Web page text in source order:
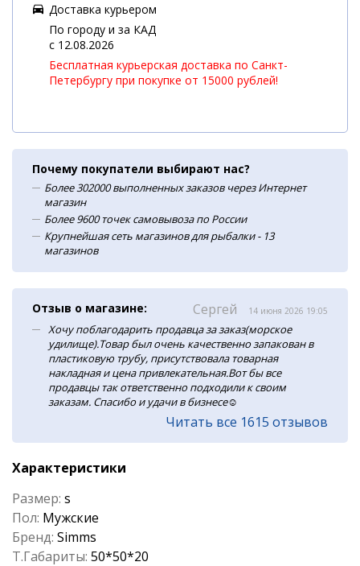
Доставка курьером
По городу и за КАД
c 12.08.2026
Бесплатная курьерская доставка по Санкт-
Петербургу при покупке от 15000 рублей!
Почему покупатели выбирают нас?
Более 302000 выполненных заказов через Интернет
магазин
Более 9600 точек самовывоза по России
Крупнейшая сеть магазинов для рыбалки - 13
магазинов
Отзыв о магазине: Сергей 14 июня 2026 19:05
Хочу поблагодарить продавца за заказ(морское
удилище).Товар был очень качественно запакован в
пластиковую трубу, присутствовала товарная
накладная и цена привлекательная.Вот бы все
продавцы так ответственно подходили к своим
заказам. Спасибо и удачи в бизнесе☺️
Читать все 1615 отзывов
Характеристики
Размер: s
Пол: Мужские
Бренд: Simms
Т.Габариты: 50*50*20